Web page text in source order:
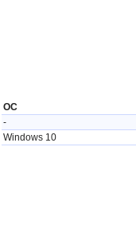
ОС
-
Windows 10